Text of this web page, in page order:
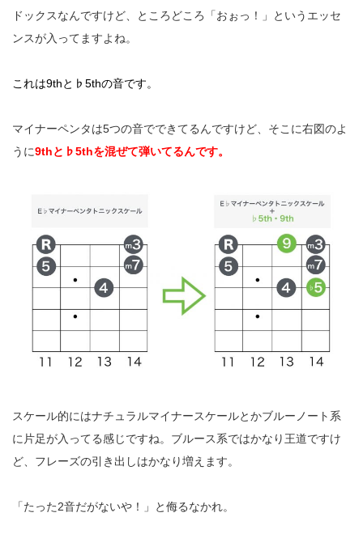
ドックスなんですけど、ところどころ「おぉっ！」というエッセ
ンスが入ってますよね。
これは9thと♭ 5thの音です。
マイナーペンタは5つの音でできてるんですけど、そこに右図のよ
うに9thと♭5thを混ぜて弾いてるんです。
スケール的にはナチュラルマイナースケールとかブルーノート系
に片足が入ってる感じですね。ブルース系ではかなり王道ですけ
ど、フレーズの引き出しはかなり増えます。
「たった2音だがないや！」と侮るなかれ。